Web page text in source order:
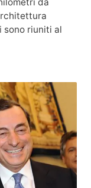
da
sono riuniti al